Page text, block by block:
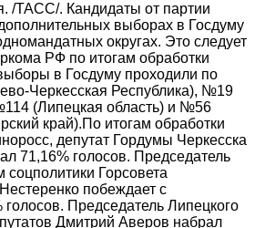
/ТАСС/. Кандидаты от партии
выборах в Госдуму
округах. Это следует
РФ по итогам обработки
в Госдуму проходили по
Черкесская Республика), №19
(Липецкая область) и №56
край).По итогам обработки
депутат Гордумы Черкесска
71,16% голосов. Председатель
соцполитики Горсовета
побеждает с
голосов. Председатель Липецкого
Дмитрий Аверов набрал